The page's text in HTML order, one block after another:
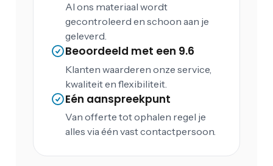
Al ons materiaal wordt
gecontroleerd en schoon aan je
geleverd.
Beoordeeld met een 9.6
Klanten waarderen onze service,
kwaliteit en flexibiliteit.
Eén aanspreekpunt
Van offerte tot ophalen regel je
alles via één vast contactpersoon.